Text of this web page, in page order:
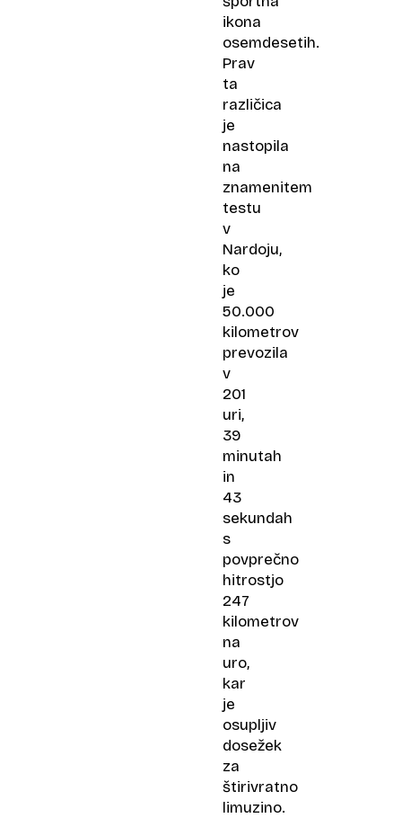
ikona
osemdesetih.
Prav
ta
različica
je
nastopila
na
znamenitem
testu
v
Nardoju,
ko
je
50.000
kilometrov
prevozila
v
201
uri,
39
minutah
in
43
sekundah
s
povprečno
hitrostjo
247
kilometrov
na
uro,
kar
je
osupljiv
dosežek
za
štirivratno
limuzino.